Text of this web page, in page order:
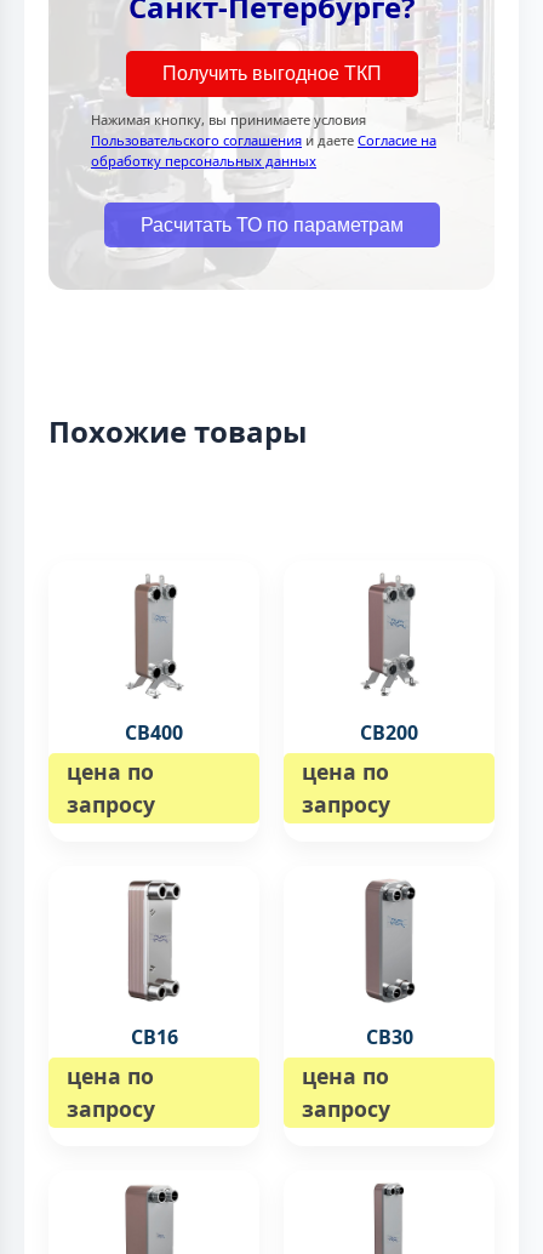
Получить выгодное ТКП
Нажимая кнопку, вы принимаете условия
Пользовательского соглашения и даете Согласие на
обработку персональных данных
Расчитать ТО по параметрам
Похожие товары
CB400
цена по
запросу
CB200
цена по
запросу
CB16
цена по
запросу
CB30
цена по
запросу